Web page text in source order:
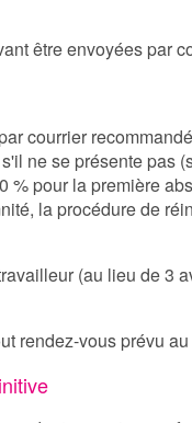
être envoyées par
courrier
ne se présente
pour la première
la procédure de
(au lieu de 3
rendez-vous prévu